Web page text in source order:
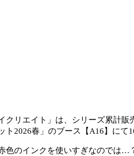
クリエイト」は、シリーズ累計
ト2026春」のブース【A16】にて
色のインクを使いすぎなのでは